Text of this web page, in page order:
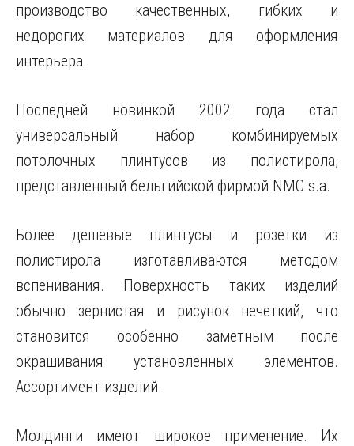
производство качественных, гибких и
недорогих материалов для оформления
интерьера.
Последней новинкой 2002 года стал
универсальный набор комбинируемых
потолочных плинтусов из полистирола,
представленный бельгийской фирмой NMC s.a.
Более дешевые плинтусы и розетки из
полистирола изготавливаются методом
вспенивания. Поверхность таких изделий
обычно зернистая и рисунок нечеткий, что
становится особенно заметным после
окрашивания установленных элементов.
Ассортимент изделий.
Молдинги имеют широкое применение. Их